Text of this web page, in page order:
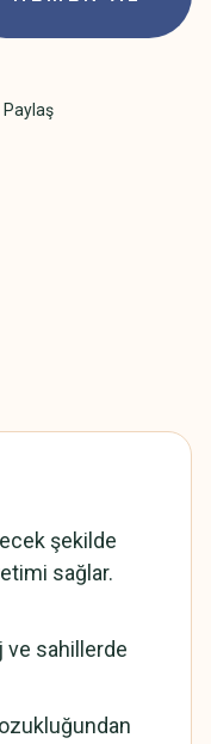
Paylaş
şekilde
sağlar.
ve sahillerde